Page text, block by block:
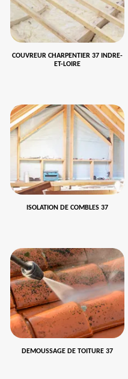
COUVREUR CHARPENTIER 37 INDRE-
ET-LOIRE
ISOLATION DE COMBLES 37
DEMOUSSAGE DE TOITURE 37